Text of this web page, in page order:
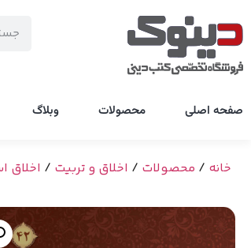
صفحه اصلی محصولات وبلاگ
خانه / محصولات / اخلاق و تربیت / اخلاق